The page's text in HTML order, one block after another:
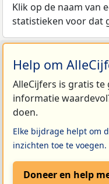
Klik op de naam van
statistieken voor dat
Help om
AlleCijfers is gratis
informatie
doen.
Elke bijdrage helpt om
inzichten toe te voegen.
Doneer en help